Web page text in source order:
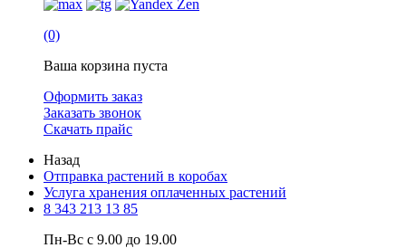
(0)
Ваша корзина пуста
Оформить заказ
Заказать звонок
Скачать прайс
Назад
Отправка растений в коробах
Услуга хранения оплаченных растений
8 343 213 13 85
Пн-Вс с 9.00 до 19.00